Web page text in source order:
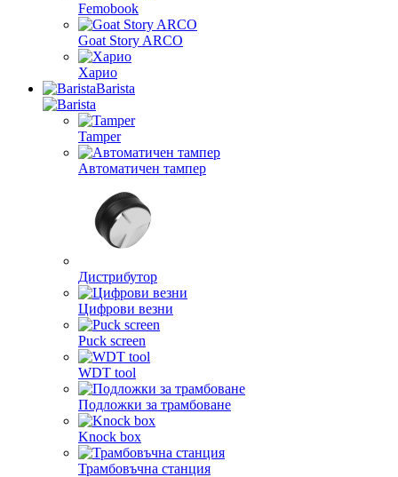
Femobook
Goat Story ARCO
Харио
Barista
Tamper
Автоматичен тампер
Дистрибутор
Цифрови везни
Puck screen
WDT tool
Подложки за трамбоване
Knock box
Трамбовъчна станция